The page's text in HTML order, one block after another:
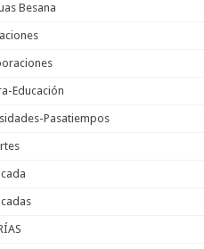
Besana
Educación
Pasatiempos